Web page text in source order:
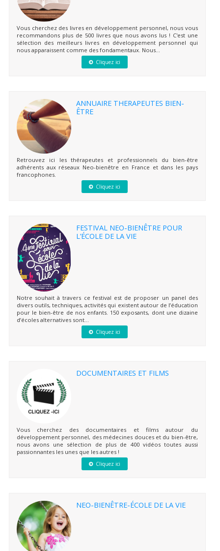
Vous cherchez des livres en développement personnel, nous vous
recommandons plus de 500 livres que nous avons lus ! C'est une
sélection des meilleurs livres en développement personnel qui
nous apparaissent comme des fondamentaux. Nous...
Cliquez ici
ANNUAIRE THERAPEUTES BIEN-
ÊTRE
Retrouvez ici les thérapeutes et professionnels du bien-être
adhérents aux réseaux Neo-bienêtre en France et dans les pays
francophones.
Cliquez ici
FESTIVAL NEO-BIENÊTRE POUR
L’ÉCOLE DE LA VIE
Notre souhait à travers ce festival est de proposer un panel des
divers outils, techniques, activités qui existent autour de l’éducation
pour le bien-être de nos enfants. 150 exposants, dont une dizaine
d’écoles alternatives sont...
Cliquez ici
DOCUMENTAIRES ET FILMS
Vous cherchez des documentaires et films autour du
développement personnel, des médecines douces et du bien-être,
nous avons une sélection de plus de 400 vidéos toutes aussi
passionnantes les unes que les autres !
Cliquez ici
NEO-BIENÊTRE-ÉCOLE DE LA VIE